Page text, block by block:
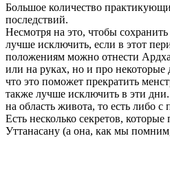
Большое количество
последствий.
Несмотря на это, чтобы
лучше исключить, если в этот
положениям можно отнести
или на руках, но и про
что это поможет прекратить
также лучше исключить в эти
на область живота, то есть либо
Есть несколько секретов,
Уттанасану (а она, как мы